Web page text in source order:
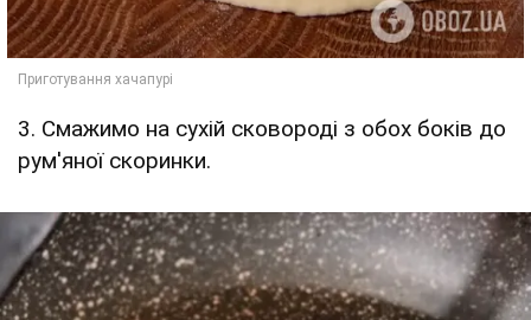
3. Смажимо на сухій сковороді з обох боків до
рум'яної скоринки.